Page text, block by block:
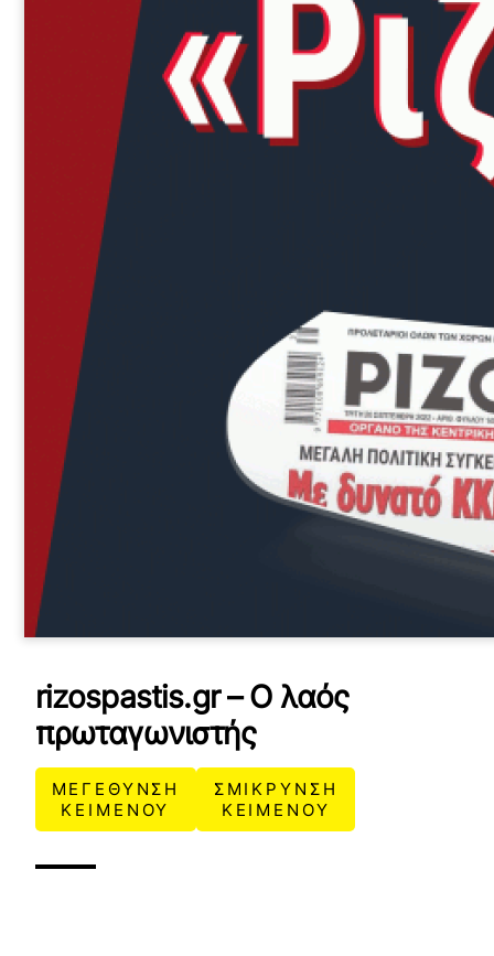
rizospastis.gr – Ο λαός
πρωταγωνιστής
ΜΕΓΕΘΥΝΣΗ
ΚΕΙΜΕΝΟΥ
ΣΜΙΚΡΥΝΣΗ
ΚΕΙΜΕΝΟΥ